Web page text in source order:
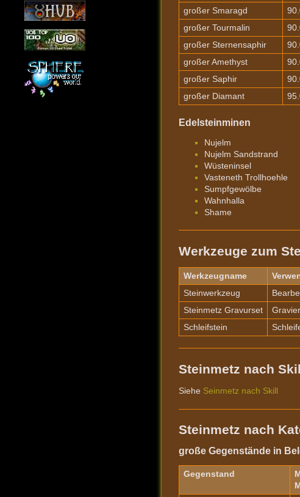
großer Smaragd
großer Tourmalin
großer Sternensaphir
großer Amethyst
großer Saphir
großer Diamant
Edelsteinminen
Nujelm
Nujelm Sandstrand
Wüsteninsel
Vasteneth Trollhoehle
Sumpfgewölbe
Wahnhalla
Shame
Werkzeuge zum
Werkzeugname
Steinwerkzeug
Steinmetz Gravurset
Schleifstein
Steinmetz nach
Siehe Seinmetz nach Skill
Steinmetz nach
große Gegenstände in
Gegenstand